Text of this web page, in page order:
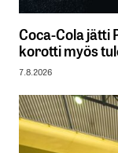
Coca-Cola jätti
korotti myös
7.8.2026